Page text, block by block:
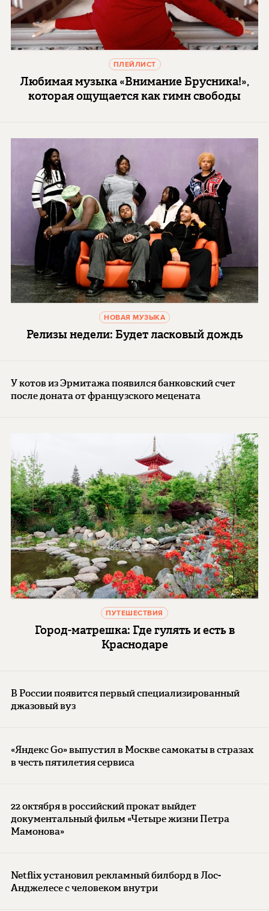
ПЛЕЙЛИСТ
Любимая музыка «Внимание Брусника!»,
которая ощущается как гимн свободы
НОВАЯ МУЗЫКА
Релизы недели: Будет ласковый дождь
У котов из Эрмитажа появился банковский счет
после доната от французского мецената
ПУТЕШЕСТВИЯ
Город-матрешка: Где гулять и есть в
Краснодаре
В России появится первый специализированный
джазовый вуз
«Яндекс Go» выпустил в Москве самокаты в стразах
в честь пятилетия сервиса
22 октября в российский прокат выйдет
документальный фильм «Четыре жизни Петра
Мамонова»
Netflix установил рекламный билборд в Лос-
Анджелесе с человеком внутри